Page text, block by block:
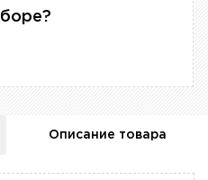
Описание товара